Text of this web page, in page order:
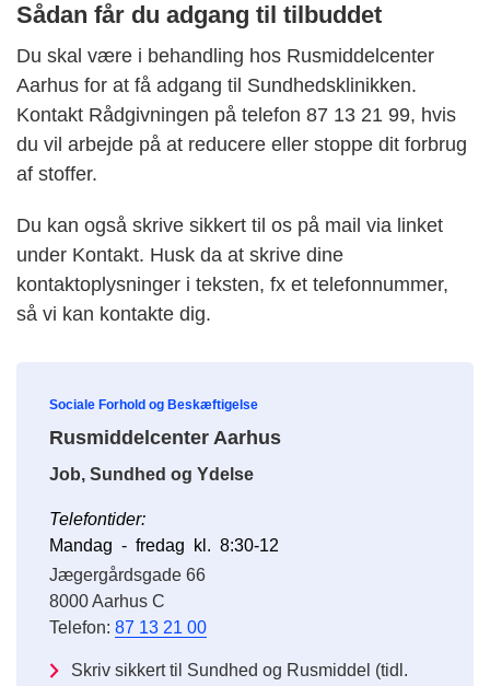
Sådan får du adgang til tilbuddet
Du skal være i behandling hos Rusmiddelcenter
Aarhus for at få adgang til Sundhedsklinikken.
Kontakt Rådgivningen på telefon 87 13 21 99, hvis
du vil arbejde på at reducere eller stoppe dit forbrug
af stoffer.
Du kan også skrive sikkert til os på mail via linket
under Kontakt. Husk da at skrive dine
kontaktoplysninger i teksten, fx et telefonnummer,
så vi kan kontakte dig.
Sociale Forhold og Beskæftigelse
Rusmiddelcenter Aarhus
Job, Sundhed og Ydelse
Telefontider:
Mandag - fredag kl. 8:30-12
Jægergårdsgade 66
8000 Aarhus C
Telefon: 87 13 21 00
Skriv sikkert til Sundhed og Rusmiddel (tidl.